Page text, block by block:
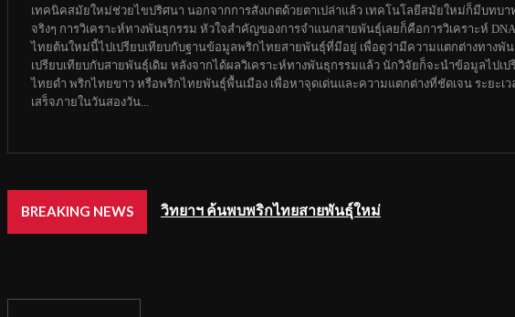
เทคนิคสมัยใหม่ช่วยไขปริศนา นอกจากการสังเกตด้วยตาเปล่าแล้ว เทคโนโลยีสมัยใหม่ก็มีบท
จริงๆ การวิเคราะห์ทางพันธุกรรม หัวใจสำคัญของการจำแนกสายพันธุ์เลยก็คือการวิเคราะห์
ไทยต้นใหม่นี้ไปเปรียบเทียบกับฐานข้อมูลพริกไทยสายพันธุ์ที่มีอยู่ เพื่อดูว่ามีความแตกต่างทาง
เปรียบเทียบกับสายพันธุ์เดิม หลังจากได้ผลวิเคราะห์ทางพันธุกรรมแล้ว นักวิจัยก็จะนำข้อมูลไปเ
ไทยดำ พริกไทยขาว หรือพริกไทยพันธุ์พื้นเมือง เพื่อหาจุดเด่นและความแตกต่างที่ชัดเจน ระยะเ
เสร็จภายในวันสองวัน...
BREAKING NEWS วิทยาฯ ค้นพบพริกไทยสายพันธุ์ใหม่